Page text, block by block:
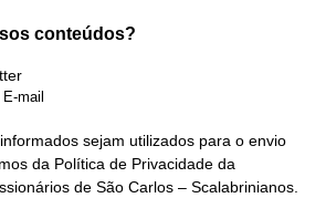
conteúdos?
sejam utilizados para o envio
da Política de Privacidade da
de São Carlos – Scalabrinianos.